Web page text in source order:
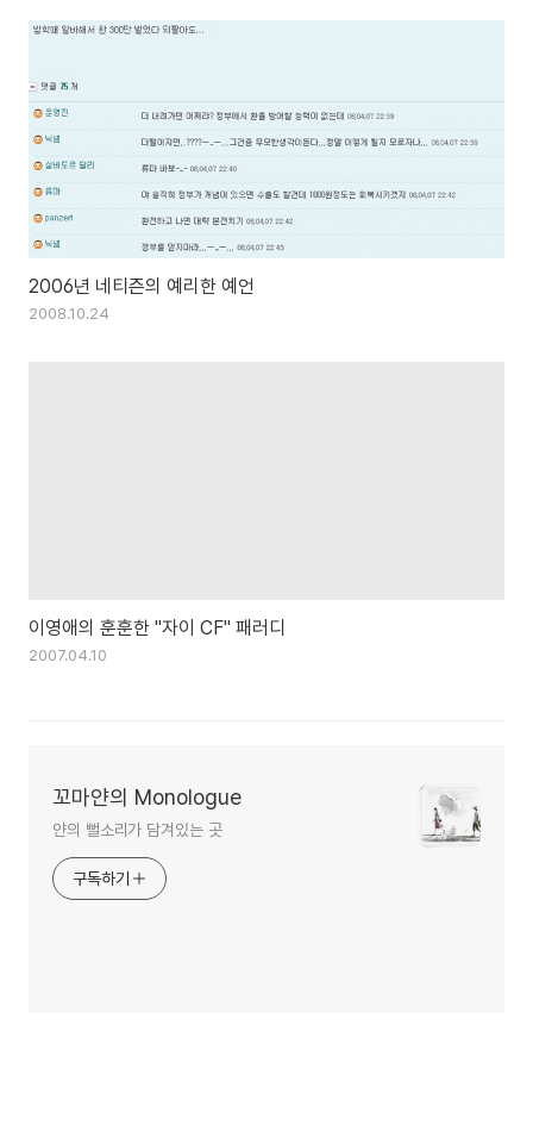
2006년 네티즌의 예리한 예언
2008.10.24
이영애의 훈훈한 "자이 CF" 패러디
2007.04.10
꼬마얀의 Monologue
얀의 뻘소리가 담겨있는 곳
구독하기